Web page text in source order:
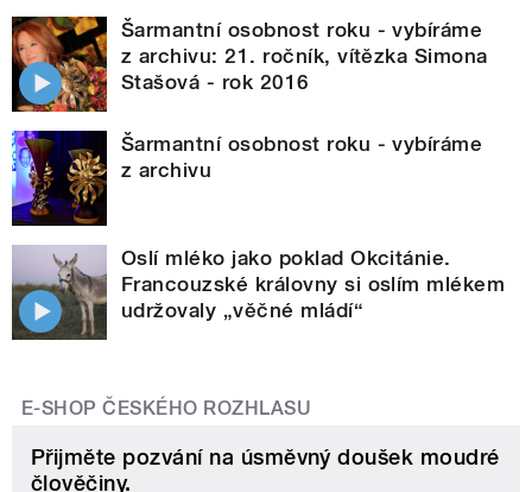
Šarmantní osobnost roku - vybíráme
z archivu: 21. ročník, vítězka Simona
Stašová - rok 2016
Šarmantní osobnost roku - vybíráme
z archivu
Oslí mléko jako poklad Okcitánie.
Francouzské královny si oslím mlékem
udržovaly „věčné mládí“
E-SHOP ČESKÉHO ROZHLASU
Přijměte pozvání na úsměvný doušek moudré
člověčiny.